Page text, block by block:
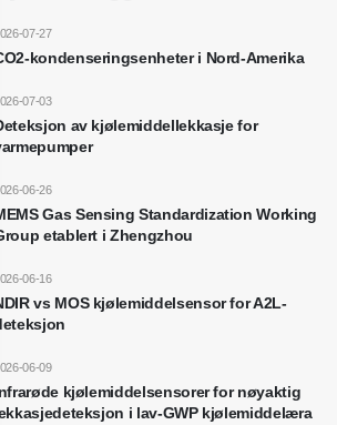
kondenseringsenheter i Nord-Amerika
07-27
av kjølemiddellekkasje for
07-03
Gas Sensing Standardization Working
etablert i Zhengzhou
06-26
vs MOS kjølemiddelsensor for A2L-
06-16
kjølemiddelsensorer for nøyaktig
i lav-GWP kjølemiddelæra
06-09